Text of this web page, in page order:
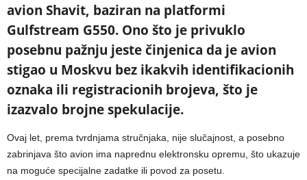
avion Shavit, baziran na platformi
Gulfstream G550. Ono što je privuklo
posebnu pažnju jeste činjenica da je avion
stigao u Moskvu bez ikakvih identifikacionih
oznaka ili registracionih brojeva, što je
izazvalo brojne spekulacije.
Ovaj let, prema tvrdnjama stručnjaka, nije slučajnost, a posebno
zabrinjava što avion ima naprednu elektronsku opremu, što ukazuje
na moguće specijalne zadatke ili povod za posetu.